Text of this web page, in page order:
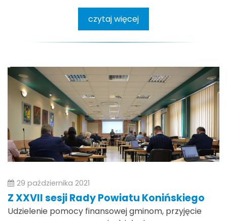
czytaj więcej
29 października 2021
Z XXVII sesji Rady Powiatu Konińskiego
Udzielenie pomocy finansowej gminom, przyjęcie